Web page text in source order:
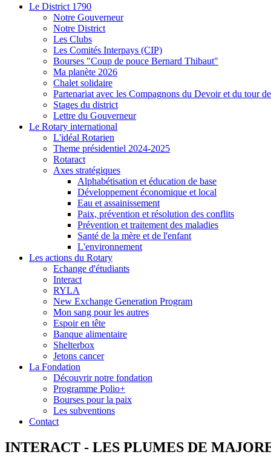
Le District 1790
Notre Gouverneur
Notre District
Les Clubs
Les Comités Interpays (CIP)
Bourses "Coup de pouce Bernard Thibaut"
Ma planète 2026
Chalet solidaire
Partenariat avec les Compagnons du Devoir et du tour
Stages du district
Lettre du Gouverneur
Le Rotary international
L'idéal Rotarien
Theme présidentiel 2024-2025
Rotaract
Axes stratégiques
Alphabétisation et éducation de base
Développement économique et local
Eau et assainissement
Paix, prévention et résolution des conflits
Prévention et traitement des maladies
Santé de la mère et de l'enfant
L'environnement
Les actions du Rotary
Echange d'étudiants
Interact
RYLA
New Exchange Generation Program
Mon sang pour les autres
Espoir en tête
Banque alimentaire
Shelterbox
Jetons cancer
La Fondation
Découvrir notre fondation
Programme Polio+
Bourses pour la paix
Les subventions
Contact
INTERACT - LES PLUMES DE